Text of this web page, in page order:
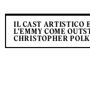
IL CAST ARTISTICO
L’EMMY COME
CHRISTOPHER